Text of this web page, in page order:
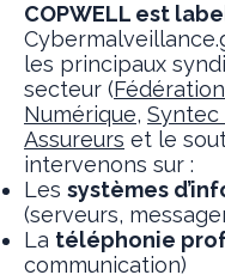
COPWELL est
les principaux
secteur (
Numérique, Syntec
Assureurs et le
intervenons sur :
Les systèmes
(serveurs,
La téléphonie
communication)